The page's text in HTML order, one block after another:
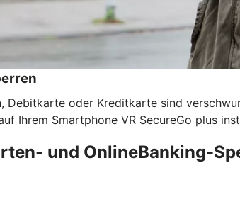
Debitkarte oder Kreditkarte sind
Ihrem Smartphone VR SecureGo plus
und OnlineBanking-